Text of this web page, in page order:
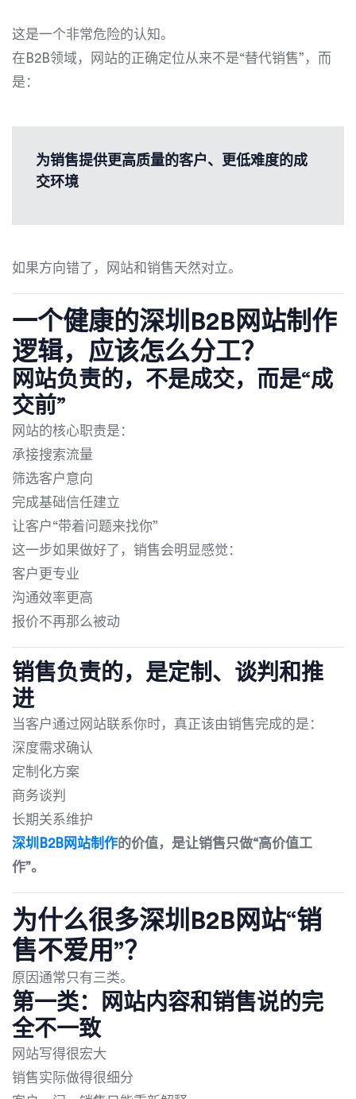
这是一个非常危险的认知。
在B2B领域，网站的正确定位从来不是“替代销售”，而
是：
为销售提供更高质量的客户、更低难度的成
交环境
如果方向错了，网站和销售天然对立。
一个健康的深圳B2B网站制作
逻辑，应该怎么分工？
网站负责的，不是成交，而是“成
交前”
网站的核心职责是：
承接搜索流量
筛选客户意向
完成基础信任建立
让客户“带着问题来找你”
这一步如果做好了，销售会明显感觉：
客户更专业
沟通效率更高
报价不再那么被动
销售负责的，是定制、谈判和推
进
当客户通过网站联系你时，真正该由销售完成的是：
深度需求确认
定制化方案
商务谈判
长期关系维护
深圳B2B网站制作的价值，是让销售只做“高价值工
作”。
为什么很多深圳B2B网站“销
售不爱用”？
原因通常只有三类。
第一类：网站内容和销售说的完
全不一致
网站写得很宏大
销售实际做得很细分